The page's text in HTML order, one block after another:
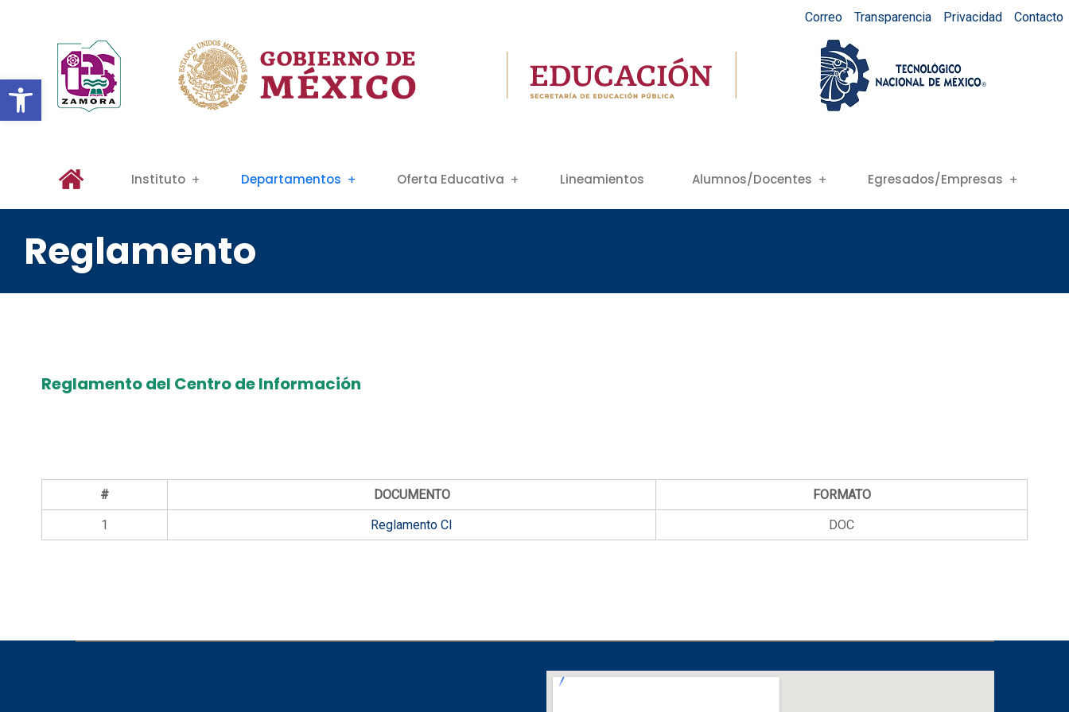
Abrir barra de herramientas
Correo Transparencia Privacidad Contacto
Instituto Departamentos Oferta Educativa Lineamientos Alumnos/Docentes Egresados/Empresas
Reglamento
Reglamento del Centro de Información
# DOCUMENTO
FORMATO
1
Reglamento CI DOC